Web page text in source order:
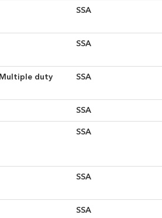
SSA
SSA
duty
SSA
SSA
SSA
SSA
SSA